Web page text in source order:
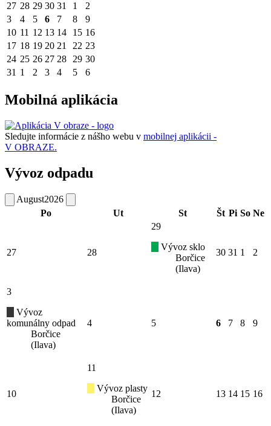
27 28 29 30 31 1
2
3
4 5 6 7 8
9
10 11 12 13 14 15 16
17 18 19 20 21 22 23
24 25 26 27 28 29 30
31 1 2 3 4 5 6
Mobilná aplikácia
Sledujte informácie z nášho webu v mobilnej aplikácii -
V OBRAZE.
Vývoz odpadu
August2026
Po
Ut St Št Pi So Ne
27 28
29
Vývoz sklo
Borčice
(Ilava)
30 31 1 2
3
Vývoz
komunálny odpad
Borčice
(Ilava)
4 5 6 7 8 9
10
11
Vývoz plasty
Borčice
(Ilava)
12 13 14 15 16